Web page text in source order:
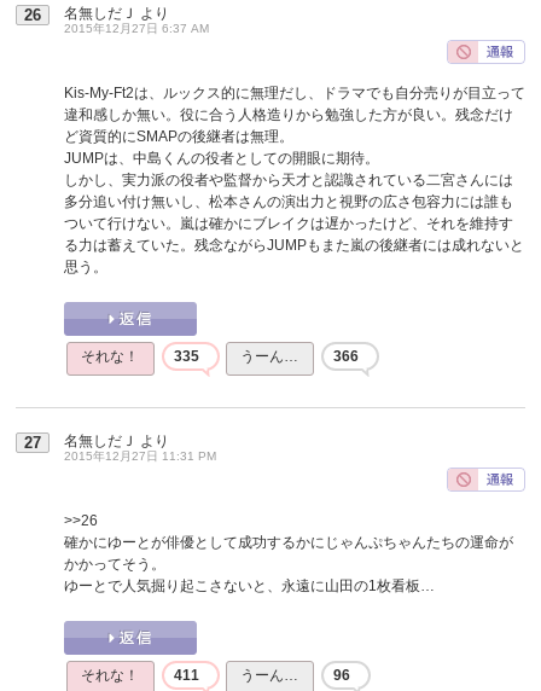
26 名無しだＪ より
2015年12月27日 6:37 AM
Kis-My-Ft2は、ルックス的に無理だし、ドラマでも自分売りが目立って
違和感しか無い。役に合う人格造りから勉強した方が良い。残念だけ
ど資質的にSMAPの後継者は無理。
JUMPは、中島くんの役者としての開眼に期待。
しかし、実力派の役者や監督から天才と認識されている二宮さんには
多分追い付け無いし、松本さんの演出力と視野の広さ包容力には誰も
ついて行けない。嵐は確かにブレイクは遅かったけど、それを維持す
る力は蓄えていた。残念ながらJUMPもまた嵐の後継者には成れないと
思う。
それな！ 335 うーん… 366
27 名無しだＪ より
2015年12月27日 11:31 PM
>>26
確かにゆーとが俳優として成功するかにじゃんぷちゃんたちの運命が
かかってそう。
ゆーとで人気掘り起こさないと、永遠に山田の1枚看板…
それな！ 411 うーん… 96